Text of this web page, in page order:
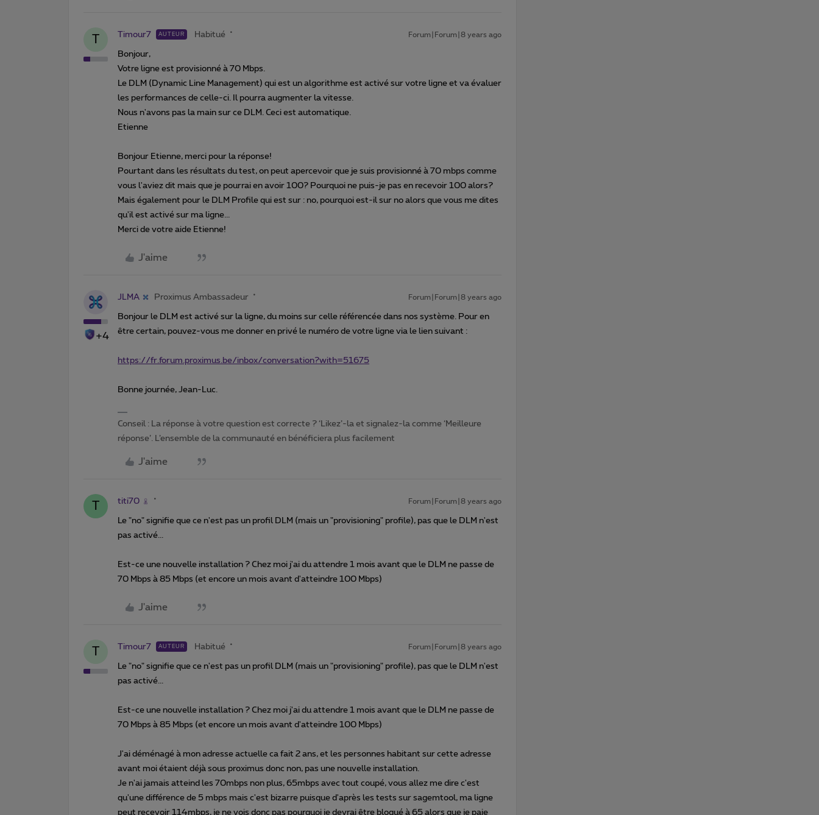
T Timour7 AUTEUR Habitué Forum|Forum|8 years ago
Bonjour,
Votre ligne est provisionné à 70 Mbps.
Le DLM (Dynamic Line Management) qui est un algorithme est activé sur votre ligne et va évaluer
les performances de celle-ci. Il pourra augmenter la vitesse.
Nous n'avons pas la main sur ce DLM. Ceci est automatique.
Etienne
Bonjour Etienne, merci pour la réponse!
Pourtant dans les résultats du test, on peut apercevoir que je suis provisionné à 70 mbps comme
vous l'aviez dit mais que je pourrai en avoir 100? Pourquoi ne puis-je pas en recevoir 100 alors?
Mais également pour le DLM Profile qui est sur : no, pourquoi est-il sur no alors que vous me dites
qu'il est activé sur ma ligne...
Merci de votre aide Etienne!
J'aime
+4
JLMA Proximus Ambassadeur Forum|Forum|8 years ago
Bonjour le DLM est activé sur la ligne, du moins sur celle référencée dans nos système. Pour en
être certain, pouvez-vous me donner en privé le numéro de votre ligne via le lien suivant :
https://fr.forum.proximus.be/inbox/conversation?with=51675
Bonne journée, Jean-Luc.
Conseil : La réponse à votre question est correcte ? ‘Likez’-la et signalez-la comme ‘Meilleure
réponse’. L’ensemble de la communauté en bénéficiera plus facilement
J'aime
T titi70 Forum|Forum|8 years ago
Le "no" signifie que ce n'est pas un profil DLM (mais un "provisioning" profile), pas que le DLM n'est
pas activé...
Est-ce une nouvelle installation ? Chez moi j'ai du attendre 1 mois avant que le DLM ne passe de
70 Mbps à 85 Mbps (et encore un mois avant d'atteindre 100 Mbps)
J'aime
T Timour7 AUTEUR Habitué Forum|Forum|8 years ago
Le "no" signifie que ce n'est pas un profil DLM (mais un "provisioning" profile), pas que le DLM n'est
pas activé...
Est-ce une nouvelle installation ? Chez moi j'ai du attendre 1 mois avant que le DLM ne passe de
70 Mbps à 85 Mbps (et encore un mois avant d'atteindre 100 Mbps)
J'ai déménagé à mon adresse actuelle ca fait 2 ans, et les personnes habitant sur cette adresse
avant moi étaient déjà sous proximus donc non, pas une nouvelle installation.
Je n'ai jamais atteind les 70mbps non plus, 65mbps avec tout coupé, vous allez me dire c'est
qu'une différence de 5 mbps mais c'est bizarre puisque d'après les tests sur sagemtool, ma ligne
peut recevoir 114mbps, je ne vois donc pas pourquoi je devrai être bloqué à 65 alors que je paie